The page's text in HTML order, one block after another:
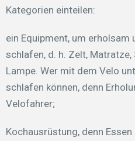
Kategorien einteilen:
ein Equipment, um
schlafen, d. h. Zelt,
Lampe. Wer mit dem Velo
schlafen können, denn
Velofahrer;
Kochausrüstung, denn